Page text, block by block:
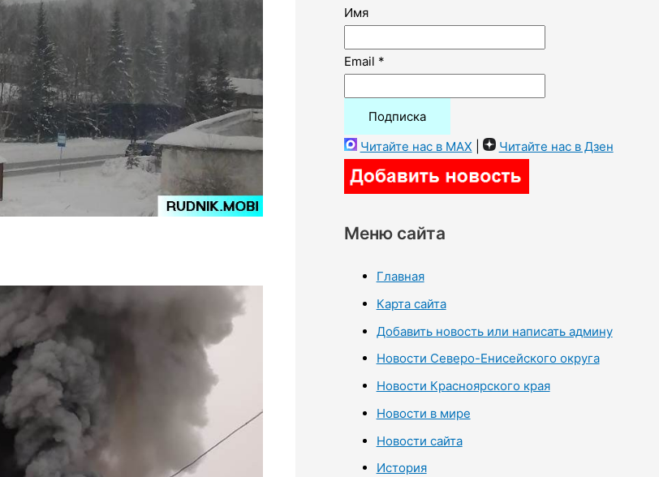
Имя
Email *
Читайте нас в MAX Читайте нас в Дзен
Меню сайта
Главная
Карта сайта
Добавить новость или написать админу
Новости Северо-Енисейского округа
Новости Красноярского края
Новости в мире
Новости сайта
История